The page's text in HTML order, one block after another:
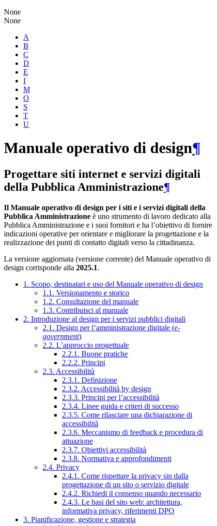
None
None
A
B
C
D
E
I
M
O
S
T
U
Manuale operativo di design¶
Progettare siti internet e servizi digitali
della Pubblica Amministrazione¶
Il Manuale operativo di design per i siti e i servizi digitali della
Pubblica Amministrazione è uno strumento di lavoro dedicato alla
Pubblica Amministrazione e i suoi fornitori e ha l’obiettivo di fornire
indicazioni operative per orientare e migliorare la progettazione e la
realizzazione dei punti di contatto digitali verso la cittadinanza.
La versione aggiornata (versione corrente) del Manuale operativo di
design corrisponde alla 2025.1.
1. Scopo, destinatari e uso del Manuale operativo di design
1.1. Versionamento e storico
1.2. Consultazione del manuale
1.3. Contribuisci al manuale
2. Introduzione al design per i servizi pubblici digitali
2.1. Design per l’amministrazione digitale (e-
government)
2.2. L’approccio progettuale
2.2.1. Buone pratiche
2.2.2. Principi
2.3. Accessibilità
2.3.1. Definizione
2.3.2. Accessibilità by design
2.3.3. Principi per l’accessibilità
2.3.4. Linee guida e criteri di successo
2.3.5. Come rilasciare una dichiarazione di
accessibilità
2.3.6. Meccanismo di feedback e procedura di
attuazione
2.3.7. Obiettivi accessibilità
2.3.8. Normativa e approfondimenti
2.4. Privacy
2.4.1. Come rispettare la privacy sin dalla
progettazione di un sito o servizio digitale
2.4.2. Richiedi il consenso quando necessario
2.4.3. Le basi del sito web: architettura,
informativa privacy, riferimenti DPO
3. Pianificazione, gestione e strategia